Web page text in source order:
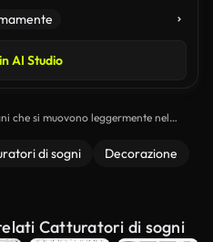
AI Studio
che si muovono leggermente nel
di sogni
Decorazione
Catturatori di sogni